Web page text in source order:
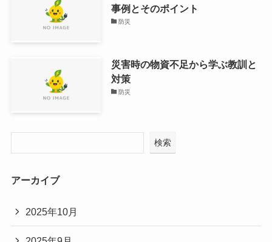
事例とそのポイント
防災
災害時の物資不足から学ぶ教訓と
対策
防災
検索
アーカイブ
2025年10月